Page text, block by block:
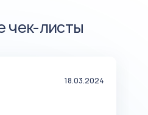
чек-листы
18.03.2024